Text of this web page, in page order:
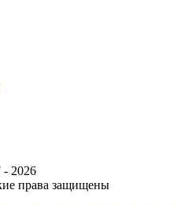
2026
права защищены